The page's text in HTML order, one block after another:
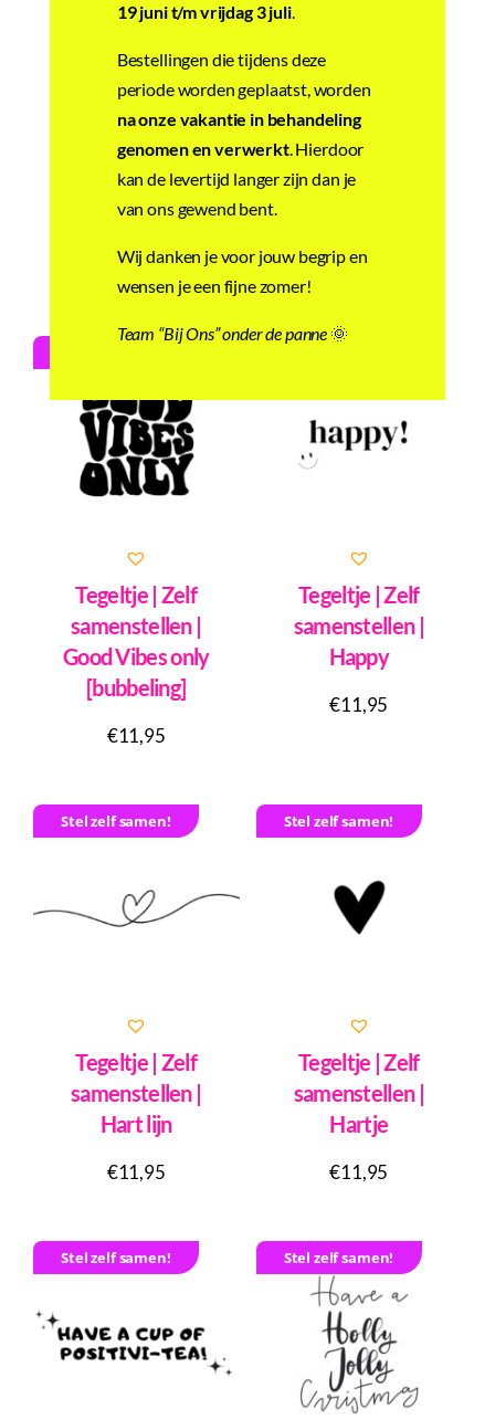
Tegeltje | Zelf
samenstellen |
Good vibes [ronde]
11,95
Tegeltje | Zelf
samenstellen |
€11,95
Tegeltje | Zelf
samenstellen |
Good Vibes only
[bubbeling]
€11,95
Tegeltje | Zelf
samenstellen |
Happy
€11,95
Stel zelf samen!
Tegeltje | Zelf
samenstellen |
Hart lijn
€11,95
Stel zelf samen!
Tegeltje | Zelf
samenstellen |
Hartje
€11,95
Stel zelf samen! Stel zelf samen!
19 juni t/m vrijdag 3 juli.
Bestellingen die tijdens deze
periode worden geplaatst, worden
na onze vakantie in behandeling
genomen en verwerkt. Hierdoor
kan de levertijd langer zijn dan je
van ons gewend bent.
Wij danken je voor jouw begrip en
wensen je een fijne zomer!
Team “Bij Ons” onder de panne 🌞